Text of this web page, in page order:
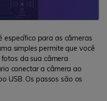
específico para as câmeras
simples permite que você
da sua câmera
conectar a câmera ao
USB. Os passos são os